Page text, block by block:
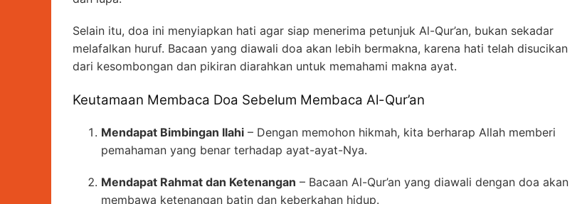
Selain itu, doa ini menyiapkan hati agar siap menerima petunjuk Al-Qur’an, bukan sekadar
melafalkan huruf. Bacaan yang diawali doa akan lebih bermakna, karena hati telah disucikan
dari kesombongan dan pikiran diarahkan untuk memahami makna ayat.
Keutamaan Membaca Doa Sebelum Membaca Al-Qur’an
Mendapat Bimbingan Ilahi – Dengan memohon hikmah, kita berharap Allah memberi
pemahaman yang benar terhadap ayat-ayat-Nya.
Mendapat Rahmat dan Ketenangan – Bacaan Al-Qur’an yang diawali dengan doa akan
membawa ketenangan batin dan keberkahan hidup.